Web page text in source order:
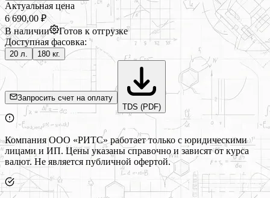
Актуальная цена
6 690,00 ₽
В наличии
Готов к отгрузке
Доступная фасовка:
20 л. 180 кг.
Запросить счет на оплату
TDS (PDF)
Компания ООО «РИТС» работает только с юридическими
лицами и ИП. Цены указаны справочно и зависят от курса
валют. Не является публичной офертой.